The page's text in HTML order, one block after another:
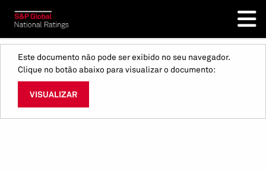
Este documento não pode ser exibido no seu navegador.
Clique no botão abaixo para visualizar o documento:
VISUALIZAR